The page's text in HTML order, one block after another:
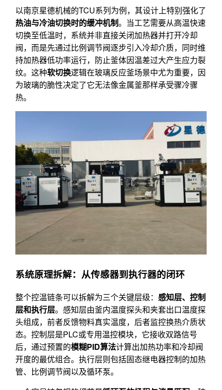
以南京星德机械的TCU系列为例，其设计上特别强化了
热油与冷油切换时的缓冲机制。当工艺需要从高温快速
切换至低温时，系统并非直接关闭加热器并打开冷却
阀，而是先通过比例调节阀逐步引入冷却介质，同时维
持加热器低功率运行，防止釜体因温差过大产生应力裂
纹。这种软切换逻辑在玻璃反应釜场景中尤为重要，因
为玻璃的脆性决定了它无法像金属釜那样承受骤冷骤
热。
系统原理拆解：从传感器到执行器的闭环
整个控温链条可以拆解为三个关键层级： 感知层、控制
层和执行层。感知层由釜内温度探头和夹套出口温度探
头组成，前者反馈物料真实温度，后者监控换热介质状
态。控制层是PLC或专用温控模块，它接收双路信号
后，通过预置的模糊PID算法计算出加热功率和冷却阀
开度的最优组合。执行层则包括固态继电器控制的加热
管、比例调节阀以及循环泵。